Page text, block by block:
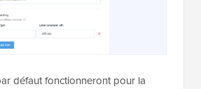
défaut fonctionneront pour la